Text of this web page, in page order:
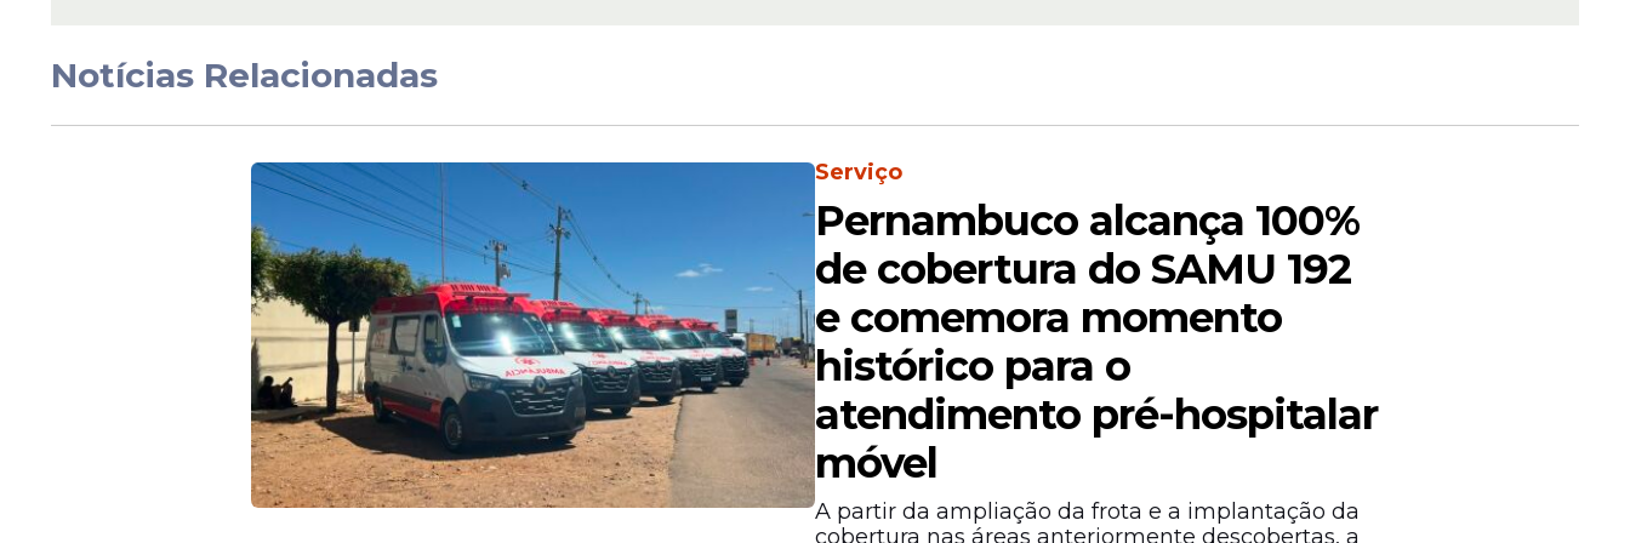
“Esses resultados são frutos de uma luta coletiva. Eu não baixei a cabeça e hoje temos uma gestão
que prioriza a educação. Quando me falaram que não dava para fazer uma escola tecnológica do
zero, com recursos próprios, eu não me calei e hoje ela é uma das melhores do município, o Centro de
Educação Integral Fernando Henrique Lucena, construído em 2023", destacou a prefeita.
Notícias Relacionadas
Serviço
Pernambuco alcança 100%
de cobertura do SAMU 192
e comemora momento
histórico para o
atendimento pré-hospitalar
móvel
A partir da ampliação da frota e a implantação da
cobertura nas áreas anteriormente descobertas, a